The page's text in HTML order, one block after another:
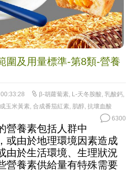
圍及用量標準-第8類-營養
β-胡蘿蔔素, L-天冬胺酸, 乳酸鈣,
玉米黃素, 合成番茄紅素, 肌醇, 抗壞血酸
6300
營養素包括人群中
或由於地理環境因素造成
由於生活環境、生理狀況
營養素供給量有特殊需要